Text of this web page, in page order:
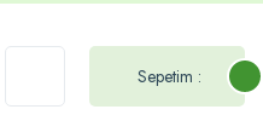
Sepetim :